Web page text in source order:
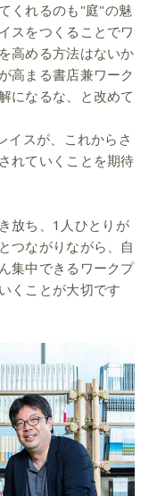
くれるのも"庭"の魅
スをつくることでワ
高める方法はないか
高まる書店兼ワーク
になるな、と改めて
イスが、これからさ
れていくことを期待
放ち、1人ひとりが
つながりながら、自
集中できるワークプ
くことが大切です